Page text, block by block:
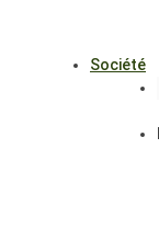
Société